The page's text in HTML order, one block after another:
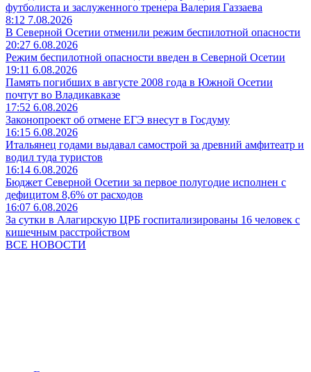
футболиста и заслуженного тренера Валерия Газзаева
8:12 7.08.2026
В Северной Осетии отменили режим беспилотной опасности
20:27 6.08.2026
Режим беспилотной опасности введен в Северной Осетии
19:11 6.08.2026
Память погибших в августе 2008 года в Южной Осетии
почтут во Владикавказе
17:52 6.08.2026
Законопроект об отмене ЕГЭ внесут в Госдуму
16:15 6.08.2026
Итальянец годами выдавал самострой за древний амфитеатр и
водил туда туристов
16:14 6.08.2026
Бюджет Северной Осетии за первое полугодие исполнен с
дефицитом 8,6% от расходов
16:07 6.08.2026
За сутки в Алагирскую ЦРБ госпитализированы 16 человек с
кишечным расстройством
ВСЕ НОВОСТИ